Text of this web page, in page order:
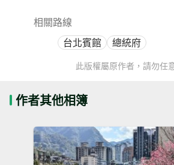
相關路線
台北賓館
總統府
此版權屬原作者，請勿任
作者其他相簿